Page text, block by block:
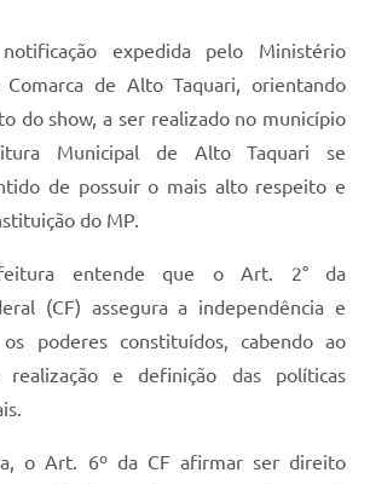
expedida pelo Ministério
de Alto Taquari, orientando
do show, a ser realizado no município
Municipal de Alto Taquari se
de possuir o mais alto respeito e
do MP.
entende que o Art. 2° da
(CF) assegura a independência e
poderes constituídos, cabendo ao
e definição das políticas
o Art. 6º da CF afirmar ser direito